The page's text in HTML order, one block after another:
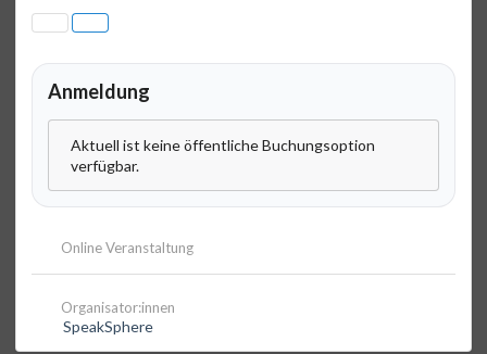
Anmeldung
Aktuell ist keine öffentliche Buchungsoption
verfügbar.
Online Veranstaltung
Organisator:innen
SpeakSphere